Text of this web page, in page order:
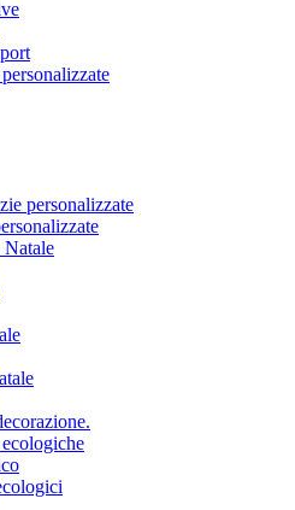
personalizzate